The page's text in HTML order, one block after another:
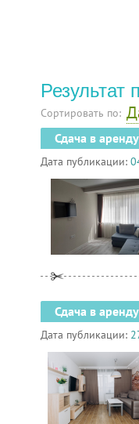
Результат
Сортировать по:
Сдача в
Дата публикации:
Сдача в
Дата публикации: